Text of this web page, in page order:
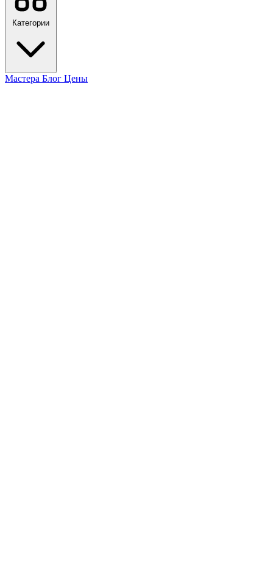
Категории
Мастера Блог Цены